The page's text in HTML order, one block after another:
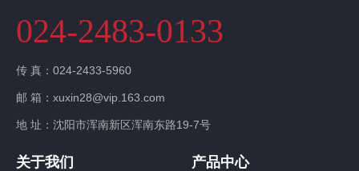
024-2483-0133
传 真：024-2433-5960
邮 箱：xuxin28@vip.163.com
地 址：沈阳市浑南新区浑南东路19-7号
关于我们 产品中心